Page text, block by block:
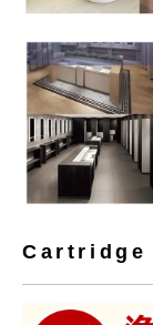
Cartridge